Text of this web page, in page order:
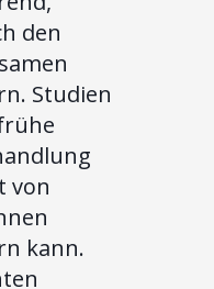
den
Studien
von
kann.